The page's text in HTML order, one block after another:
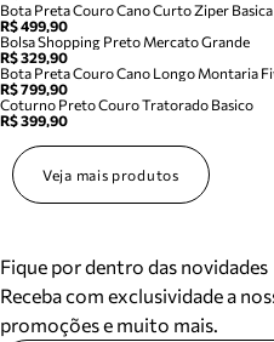
Bota Preta Couro Cano Curto Ziper Basica
R$ 499,90
Bolsa Shopping Preto Mercato Grande
R$ 329,90
Bota Preta Couro Cano Longo Montaria
R$ 799,90
Coturno Preto Couro Tratorado Basico
R$ 399,90
Veja mais produtos
Fique por dentro das novidades
Receba com exclusividade a
promoções e muito mais.